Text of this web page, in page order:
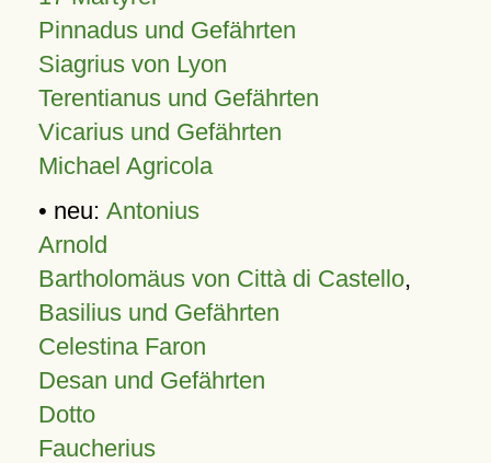
Pinnadus und Gefährten
Siagrius von Lyon
Terentianus und Gefährten
Vicarius und Gefährten
Michael Agricola
• neu: Antonius
Arnold
Bartholomäus von Città di Castello,
Basilius und Gefährten
Celestina Faron
Desan und Gefährten
Dotto
Faucherius